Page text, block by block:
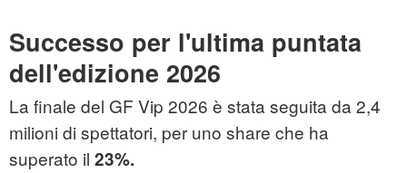
Successo per l'ultima puntata
dell'edizione 2026
La finale del GF Vip 2026 è stata seguita da 2,4
milioni di spettatori, per uno share che ha
superato il 23%.